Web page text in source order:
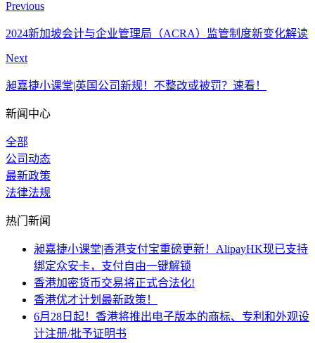
Previous
2024新加坡会计与企业管理局（ACRA）监管制度新变化解读
Next
昶嘉捷小课堂|英国公司新规！不整改或被罚？速看！
新闻中心
全部
公司动态
最新政策
法律法规
热门新闻
昶嘉捷小课堂|香港支付宝重磅更新！AlipayHK现已支持
绑定众安卡，支付自由一键解锁
香港加密货币交易将正式合法化!
香港优才计划最新政策！
6月28日起！香港将推出电子版本的商标、专利和外观设
计注册/批予证明书